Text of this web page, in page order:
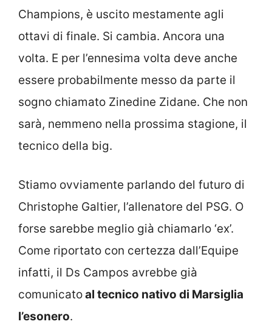
Champions, è uscito mestamente agli
ottavi di finale. Si cambia. Ancora una
volta. E per l’ennesima volta deve anche
essere probabilmente messo da parte il
sogno chiamato Zinedine Zidane. Che non
sarà, nemmeno nella prossima stagione, il
tecnico della big.
Stiamo ovviamente parlando del futuro di
Christophe Galtier, l’allenatore del PSG. O
forse sarebbe meglio già chiamarlo ‘ex’.
Come riportato con certezza dall’Equipe
infatti, il Ds Campos avrebbe già
comunicatoal tecnico nativo di Marsiglia
l’esonero.